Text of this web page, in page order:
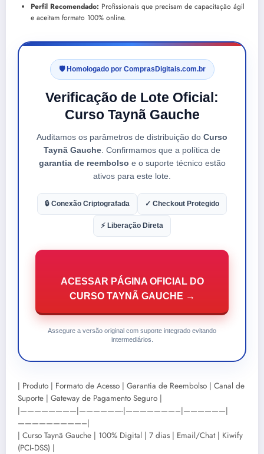
Perfil Recomendado: Profissionais que precisam de capacitação ágil
e aceitam formato 100% online.
🛡️ Homologado por ComprasDigitais.com.br
Verificação de Lote Oficial:
Curso Taynã Gauche
Auditamos os parâmetros de distribuição do Curso
Taynã Gauche . Confirmamos que a política de
garantia de reembolso e o suporte técnico estão
ativos para este lote.
🔒 Conexão Criptografada ✓ Checkout Protegido
⚡ Liberação Direta
ACESSAR PÁGINA OFICIAL DO
CURSO TAYNÃ GAUCHE →
Assegure a versão original com suporte integrado evitando
intermediários.
| Produto | Formato de Acesso | Garantia de Reembolso | Canal de
Suporte | Gateway de Pagamento Seguro |
|————————|——————-|———————–|——————|
—————————–|
| Curso Taynã Gauche | 100% Digital | 7 dias | Email/Chat | Kiwify
(PCI‑DSS) |